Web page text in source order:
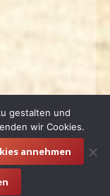
gestalten und
wir Cookies.
annehmen